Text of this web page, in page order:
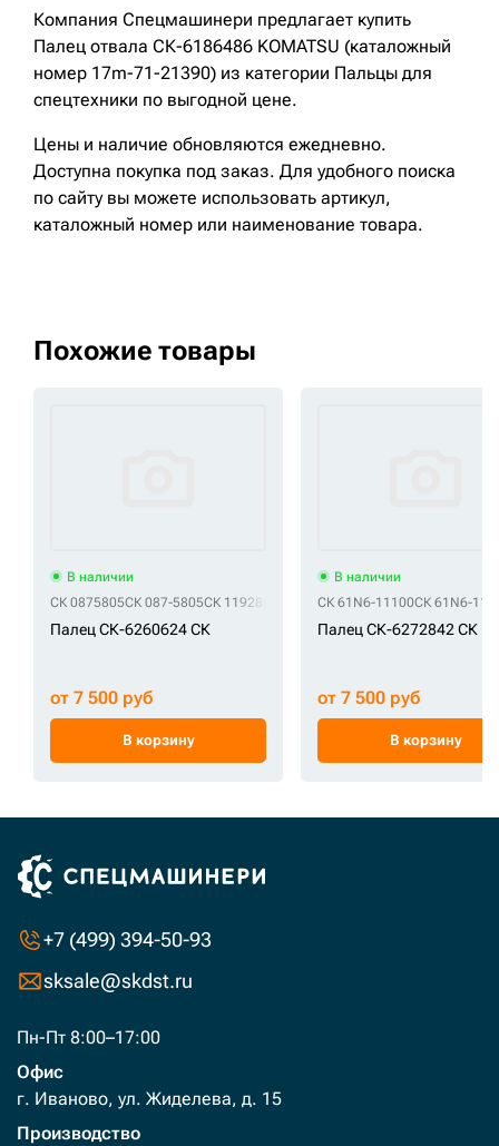
Компания Спецмашинери предлагает купить
Палец отвала СК-6186486 KOMATSU (каталожный
номер 17m-71-21390) из категории Пальцы для
спецтехники по выгодной цене.
Цены и наличие обновляются ежедневно.
Доступна покупка под заказ. Для удобного поиска
по сайту вы можете использовать артикул,
каталожный номер или наименование товара.
Похожие товары
В наличии
СК 0875805СК 087-5805СК 1192863 СК 119-2863СК 3148698 СК 314-
Палец СК-6260624 СК
от 7 500 руб
В корзину
В наличии
СК 61N6-11100СК 61N6-
Палец СК-6272842 СК
от 7 500 руб
В корзину
+7 (499) 394-50-93
sksale@skdst.ru
Пн-Пт 8:00–17:00
Офис
г. Иваново, ул. Жиделева, д. 15
Производство